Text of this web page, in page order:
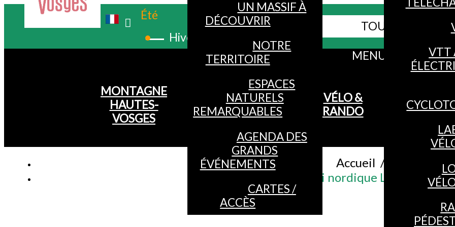
Été
Hiver
Webcams TOUS LES SITES
MENU
MONTAGNE
HAUTES-
VOSGES
UN MASSIF À
DÉCOUVRIR
NOTRE
TERRITOIRE
ESPACES
NATURELS
REMARQUABLES
AGENDA DES
GRANDS
ÉVÉNEMENTS
CARTES /
ACCÈS
VÉLO &
RANDO
VTT
Accueil /
Ski nordique Lièvre